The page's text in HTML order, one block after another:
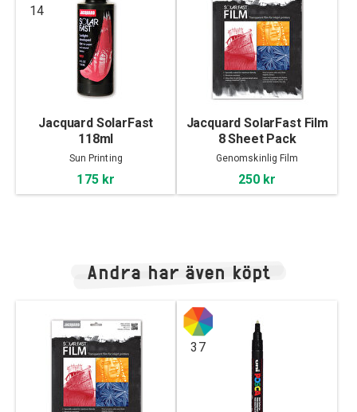
14
Jacquard SolarFast
118ml
Sun Printing
175 kr
Jacquard SolarFast Film
8 Sheet Pack
Genomskinlig Film
250 kr
Andra har även köpt
37